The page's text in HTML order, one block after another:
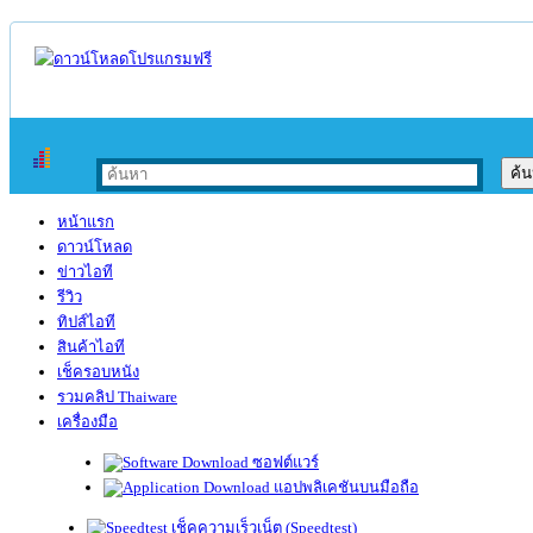
หน้าแรก
ดาวน์โหลด
ข่าวไอที
รีวิว
ทิปส์ไอที
สินค้าไอที
เช็ครอบหนัง
รวมคลิป Thaiware
เครื่องมือ
ซอฟต์แวร์
แอปพลิเคชันบนมือถือ
เช็คความเร็วเน็ต (Speedtest)